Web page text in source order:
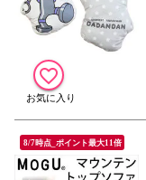
8/7時点_ポイント最大11倍